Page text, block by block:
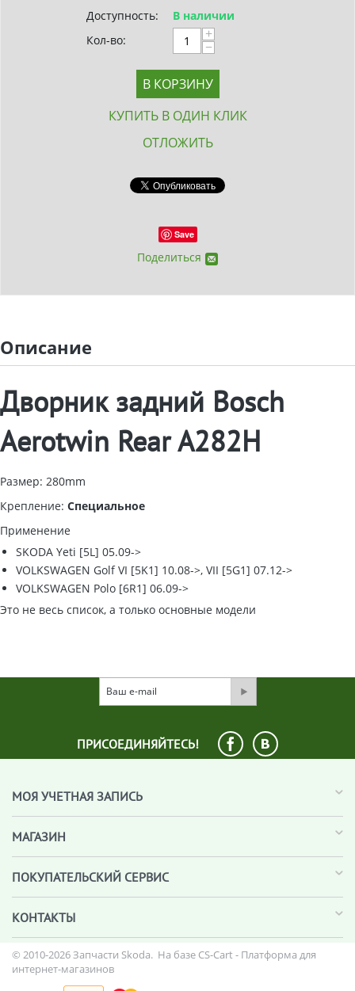
Доступность:
В наличии
Кол-во:
+
−
В КОРЗИНУ
КУПИТЬ В ОДИН КЛИК
ОТЛОЖИТЬ
Save
Поделиться
Описание
Дворник задний Bosch
Aerotwin Rear A282H
Размер: 280mm
Крепление: Специальное
Применение
SKODA Yeti [5L] 05.09->
VOLKSWAGEN Golf VI [5K1] 10.08->, VII [5G1] 07.12->
VOLKSWAGEN Polo [6R1] 06.09->
Это не весь список, а только основные модели
ПРИСОЕДИНЯЙТЕСЬ!
МОЯ УЧЕТНАЯ ЗАПИСЬ
МАГАЗИН
ПОКУПАТЕЛЬСКИЙ СЕРВИС
КОНТАКТЫ
© 2010-2026 Запчасти Skoda. На базе CS-Cart - Платформа для
интернет-магазинов